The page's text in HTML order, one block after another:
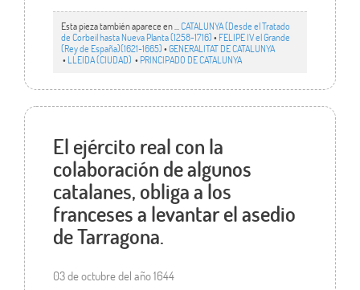
Esta pieza también aparece en ... CATALUNYA (Desde el Tratado
de Corbeil hasta Nueva Planta (1258-1716)• FELIPE IV el Grande
(Rey de España)(1621-1665)•GENERALITAT DE CATALUNYA
• LLEIDA (CIUDAD) • PRINCIPADO DE CATALUNYA
El ejército real con la
colaboración de algunos
catalanes, obliga a los
franceses a levantar el asedio
de Tarragona.
03 de octubre del año 1644